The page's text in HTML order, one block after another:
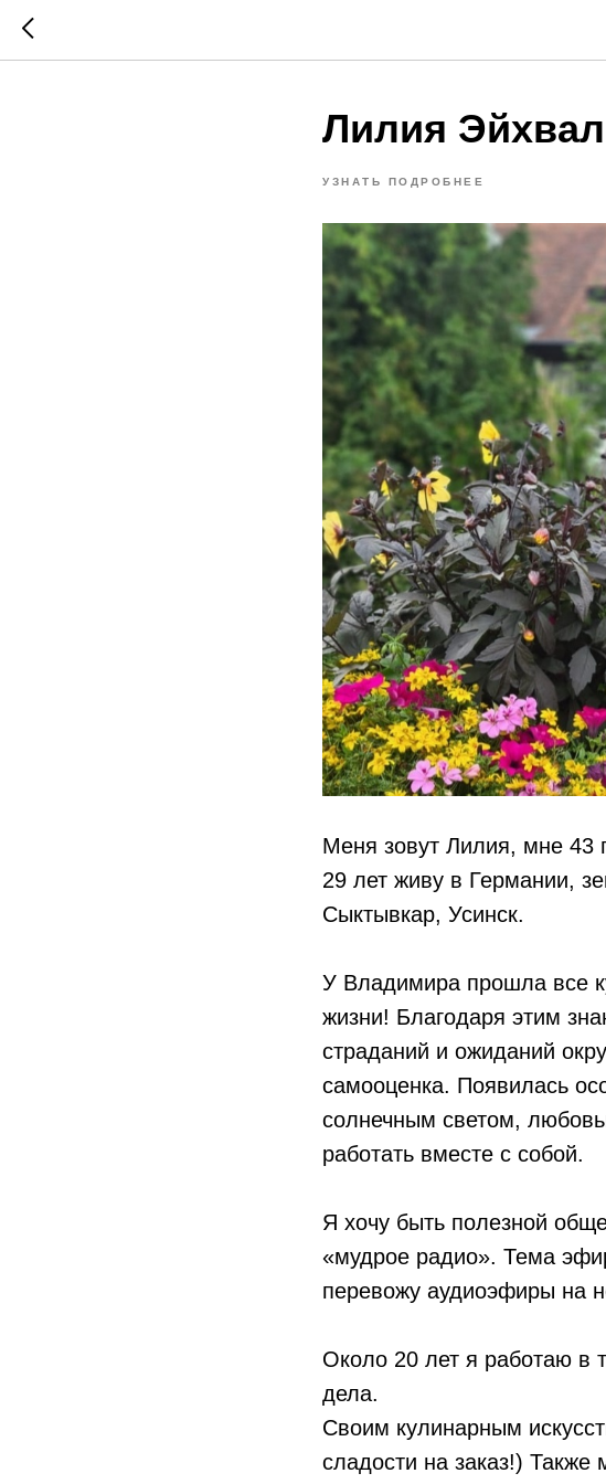
Лилия
УЗНАТЬ ПОДРОБНЕЕ
Меня зовут Лилия, мне 43
29 лет живу в Германии,
Сыктывкар, Усинск.
У Владимира прошла все
жизни! Благодаря этим
страданий и ожиданий
самооценка. Появилась
солнечным светом,
работать вместе с собой.
Я хочу быть полезной
«мудрое радио». Тема
перевожу аудиоэфиры на
Около 20 лет я работаю в
дела.
Своим кулинарным
сладости на заказ!) Также